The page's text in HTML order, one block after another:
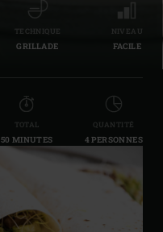
TECHNIQUE
GRILLADE
NIVEAU
FACILE
TOTAL
50 MINUTES
QUANTITÉ
4 PERSONNES